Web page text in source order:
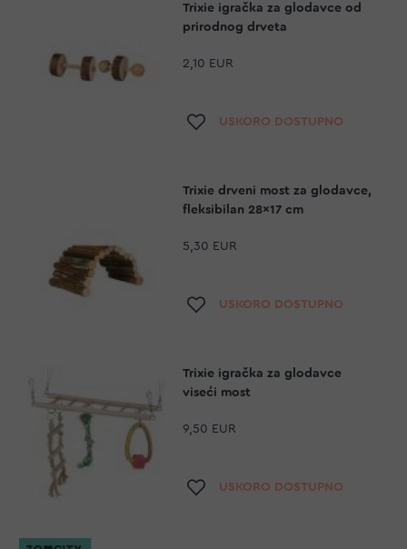
Trixie igračka za glodavce od
prirodnog drveta
2,10 EUR
Dodaj na listu želja
USKORO DOSTUPNO
Trixie drveni most za glodavce,
fleksibilan 28x17 cm
5,30 EUR
Dodaj na listu želja
USKORO DOSTUPNO
Trixie igračka za glodavce
viseći most
9,50 EUR
Dodaj na listu želja
USKORO DOSTUPNO